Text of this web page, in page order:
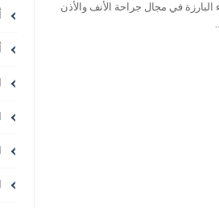
في مجال جراحة الأنف والأذن